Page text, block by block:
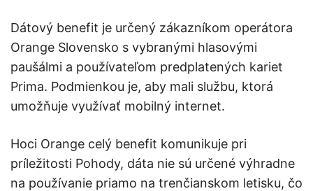
Dátový benefit je určený zákazníkom operátora
Orange Slovensko s vybranými hlasovými
paušálmi a používateľom predplatených kariet
Prima. Podmienkou je, aby mali službu, ktorá
umožňuje využívať mobilný internet.
Hoci Orange celý benefit komunikuje pri
príležitosti Pohody, dáta nie sú určené výhradne
na používanie priamo na trenčianskom letisku, čo